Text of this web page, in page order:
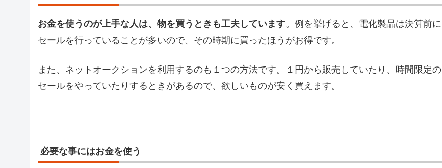
お金を使うのが上手な人は、物を買うときも工夫しています。例を挙げると、電化製品は決算前に
セールを行っていることが多いので、その時期に買ったほうがお得です。
また、ネットオークションを利用するのも１つの方法です。１円から販売していたり、時間限定の
セールをやっていたりするときがあるので、欲しいものが安く買えます。
必要な事にはお金を使う